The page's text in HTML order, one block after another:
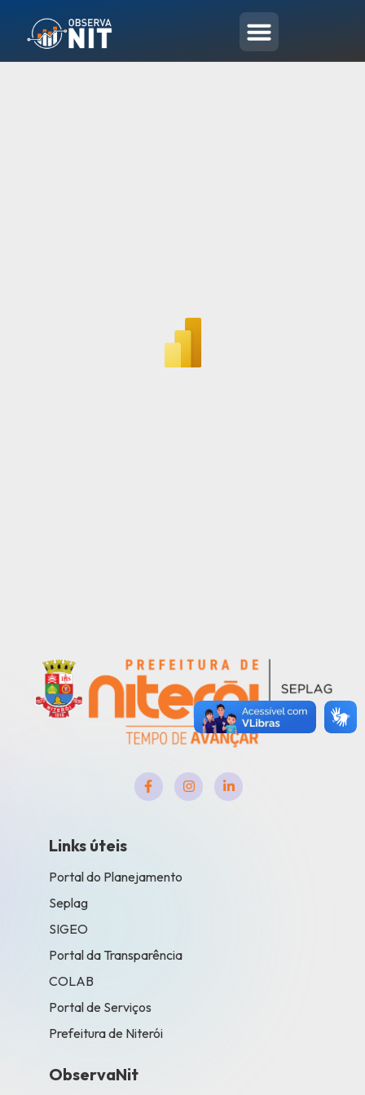
Links úteis
Portal do Planejamento
Seplag
SIGEO
Portal da Transparência
COLAB
Portal de Serviços
Prefeitura de Niterói
ObservaNit